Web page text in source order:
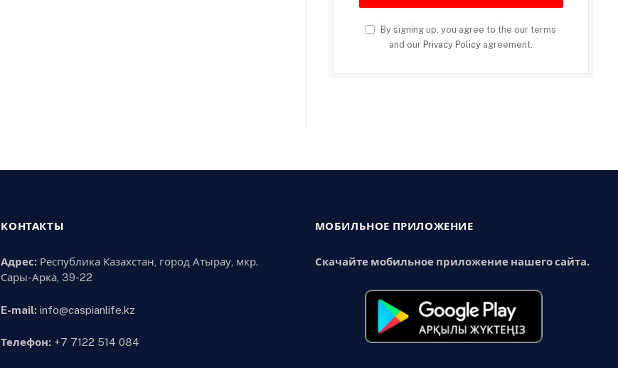
By signing up, you agree to the our terms
and our Privacy Policy agreement.
КОНТАКТЫ
Адрес: Республика Казахстан, город Атырау, мкр.
Сары-Арка, 39-22
E-mail: info@caspianlife.kz
Телефон: +7 7122 514 084
МОБИЛЬНОЕ ПРИЛОЖЕНИЕ
Скачайте мобильное приложение нашего сайта.